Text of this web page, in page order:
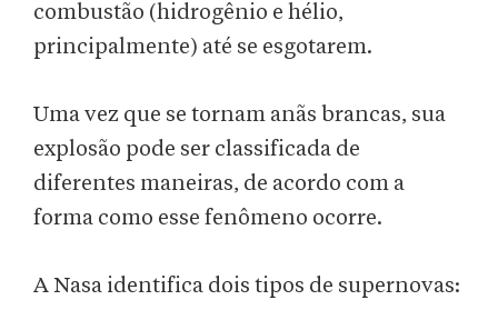
combustão (hidrogênio e hélio,
principalmente) até se esgotarem.
Uma vez que se tornam anãs brancas, sua
explosão pode ser classificada de
diferentes maneiras, de acordo com a
forma como esse fenômeno ocorre.
A Nasa identifica dois tipos de supernovas: